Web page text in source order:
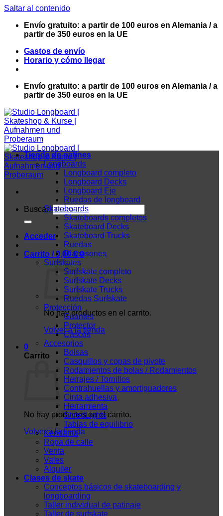
Saltar al contenido
Envío gratuito: a partir de 100 euros en Alemania / a
partir de 350 euros en la UE
Gastos de envío
Horario y cómo llegar
Envío gratuito: a partir de 100 euros en Alemania / a
partir de 350 euros en la UE
Buscar:
Acceder
Carrito /0,00€ 0
No hay productos en el carrito.
Volver a la tienda
0
Carrito
No hay productos en el carrito.
Volver a la tienda
Tienda de patines
Longboards
Longboard completo
Longboard Decks
Longboard Eje
Ruedas de longboard
Skateboards
Skateboards completos
Skateboard Decks
Skateboard Trucks
Ruedas
Diapasones
Surfskates
Surfskate completo
Surfskate Decks
Surfskate Trucks
Ruedas Surfskate
Protección
Guantes
Protector
Cascos
Accesorios
Bolsas
Casquillos y copas de pivote
Rodamientos de bolas / Rodamientos
Herrajes / Tornillos
Contrahuellas y amortiguadores
Cinta adhesiva
Herramienta
ShredLights
Tablas de equilibrio
Kendama
Ropa de calle
Venta
Vales
Alquiler
Clases de skate
Conceptos básicos de skateboarding y
longboarding
Taller individual de patinaje
Taller de surfskate